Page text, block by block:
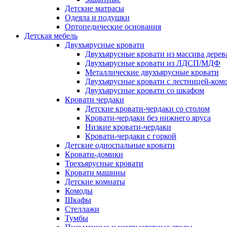
Детские матрасы
Одеяла и подушки
Ортопедические основания
Детская мебель
Двухъярусные кровати
Двухъярусные кровати из массива
Двухъярусные кровати из ЛДСП/МДФ
Металлические двухъярусные кровати
Двухъярусные кровати с лестницей-
Двухъярусные кровати со шкафом
Кровати чердаки
Детские кровати-чердаки со столом
Кровати-чердаки без нижнего яруса
Низкие кровати-чердаки
Кровати-чердаки с горкой
Детские односпальные кровати
Кровати-домики
Трехъярусные кровати
Кровати машины
Детские комнаты
Комоды
Шкафы
Стеллажи
Тумбы